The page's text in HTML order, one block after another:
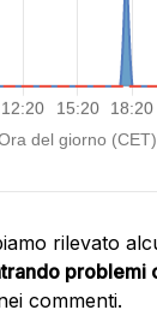
rilevato
problemi
commenti.